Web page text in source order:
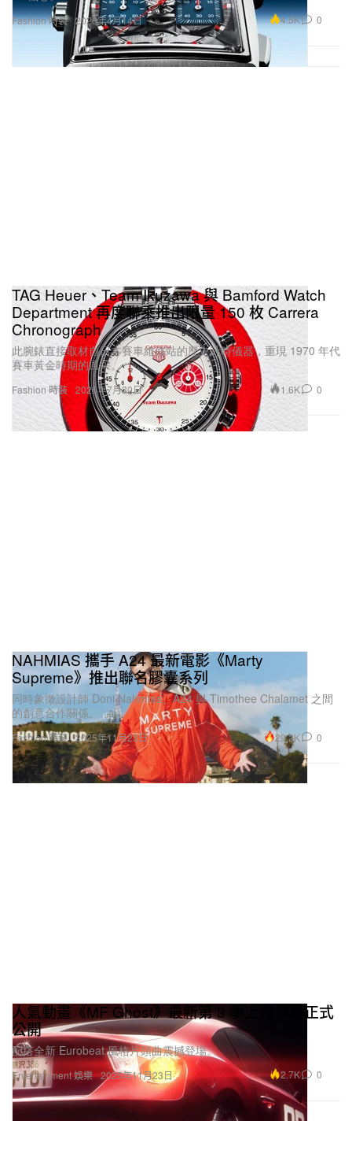
Fashion 時裝 2026年4月14日 4.5K 0
Fashion 時裝
TAG Heuer、Team Ikuzawa 與 Bamford Watch
Department 再度聯乘推出限量 150 枚 Carrera
Chronograph
此腕錶直接取材自日本賽車維修站的歷史計時儀器，重現 1970 年代
賽車黃金時期的風采。
2026年7月30日 1.6K 0
Fashion 時裝
NAHMIAS 攜手 A24 最新電影《Marty
Supreme》推出聯名膠囊系列
同時象徵設計師 Doni Nahmias、A24 與 Timothee Chalamet 之間
的創意合作關係。
2025年11月23日 29.2K 0
Entertainment 娛樂
人氣動畫《MF Ghost》最新第 3 季上線日期正式
公開
配搭全新 Eurobeat 風格片頭曲震撼登場。
2025年11月23日 2.7K 0